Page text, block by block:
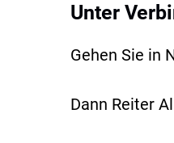
Unter
Gehen Sie in
Dann Reiter